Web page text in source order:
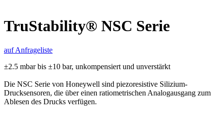
TruStability® NSC Serie
auf Anfrageliste
±2.5 mbar bis ±10 bar, unkompensiert und unverstärkt
Die NSC Serie von Honeywell sind piezoresistive Silizium-
Drucksensoren, die über einen ratiometrischen Analogausgang zum
Ablesen des Drucks verfügen.